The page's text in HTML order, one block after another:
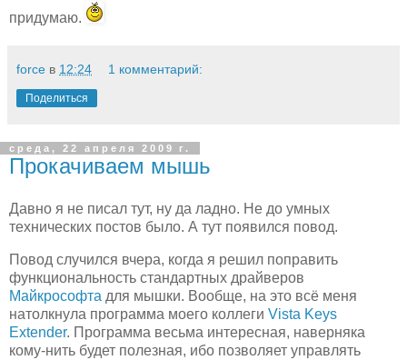
придумаю.
force в 12:24 1 комментарий:
Поделиться
среда, 22 апреля 2009 г.
Прокачиваем мышь
Давно я не писал тут, ну да ладно. Не до умных
технических постов было. А тут появился повод.
Повод случился вчера, когда я решил поправить
функциональность стандартных драйверов
Майкрософта для мышки. Вообще, на это всё меня
натолкнула программа моего коллеги Vista Keys
Extender. Программа весьма интересная, наверняка
кому-нить будет полезная, ибо позволяет управлять